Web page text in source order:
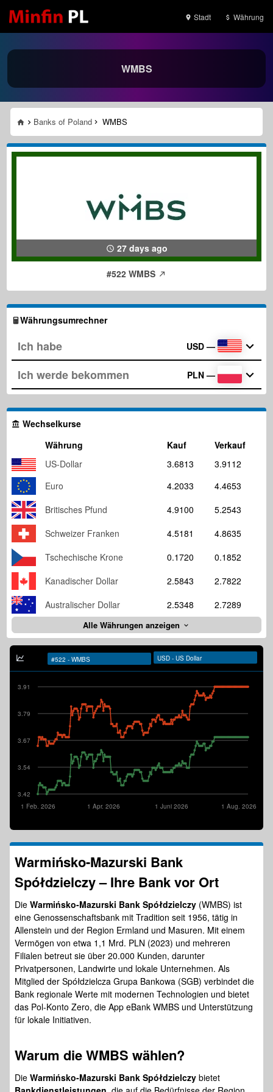
Stadt Währung
WMBS
Banks of Poland WMBS
27 days ago
#522 WMBS
Währungsumrechner
USD —
PLN —
Wechselkurse
Währung
Kauf
Verkauf
US-Dollar
3.6813
3.9112
Euro
4.2033
4.4653
Britisches Pfund
4.9100
5.2543
Schweizer Franken
4.5181
4.8635
Tschechische Krone
0.1720
0.1852
Kanadischer Dollar
2.5843
2.7822
Australischer Dollar
2.5348 2.7289
Alle Währungen anzeigen
3.42
3.54
3.67
3.79
3.91
1 Aug. 2026
1 Juni 2026
1 Apr. 2026
1 Feb. 2026
Warmińsko-Mazurski Bank
Spółdzielczy – Ihre Bank vor Ort
Die Warmińsko-Mazurski Bank Spółdzielczy (WMBS) ist
eine Genossenschaftsbank mit Tradition seit 1956, tätig in
Allenstein und der Region Ermland und Masuren. Mit einem
Vermögen von etwa 1,1 Mrd. PLN (2023) und mehreren
Filialen betreut sie über 20.000 Kunden, darunter
Privatpersonen, Landwirte und lokale Unternehmen. Als
Mitglied der Spółdzielcza Grupa Bankowa (SGB) verbindet die
Bank regionale Werte mit modernen Technologien und bietet
das Pol-Konto Zero, die App eBank WMBS und Unterstützung
für lokale Initiativen.
Warum dieWMBS wählen?
Die Warmińsko-Mazurski Bank Spółdzielczy bietet